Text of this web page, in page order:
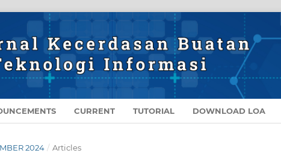
CURRENT TUTORIAL DOWNLOAD LOA
2024 / Articles